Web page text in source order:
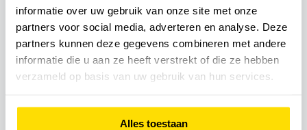
informatie over uw gebruik van onze site met onze
partners voor social media, adverteren en analyse. Deze
partners kunnen deze gegevens combineren met andere
informatie die u aan ze heeft verstrekt of die ze hebben
verzameld op basis van uw gebruik van hun services.
Alles toestaan